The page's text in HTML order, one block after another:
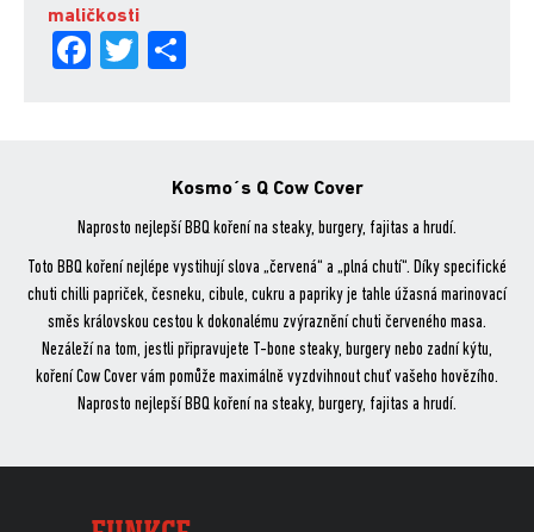
g
množství
maličkosti
Fa
Tw
Kosmo´s Q Cow Cover
Naprosto nejlepší BBQ koření na steaky, burgery, fajitas a hrudí.
Toto BBQ koření nejlépe vystihují slova „červená“ a „plná chutí“. Díky specifické
chuti chilli papriček, česneku, cibule, cukru a papriky je tahle úžasná marinovací
směs královskou cestou k dokonalému zvýraznění chuti červeného masa.
Nezáleží na tom, jestli připravujete T-bone steaky, burgery nebo zadní kýtu,
koření Cow Cover vám pomůže maximálně vyzdvihnout chuť vašeho hovězího.
Naprosto nejlepší BBQ koření na steaky, burgery, fajitas a hrudí.